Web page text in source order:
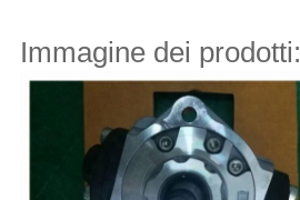
Immagine dei prodotti: